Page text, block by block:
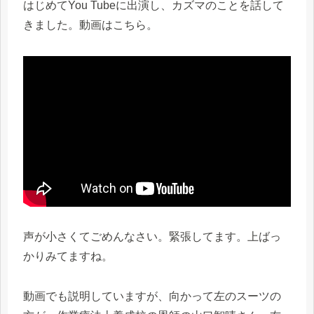
はじめてYou Tubeに出演し、カズマのことを話して
きました。動画はこちら。
声が小さくてごめんなさい。緊張してます。上ばっ
かりみてますね。
動画でも説明していますが、向かって左のスーツの